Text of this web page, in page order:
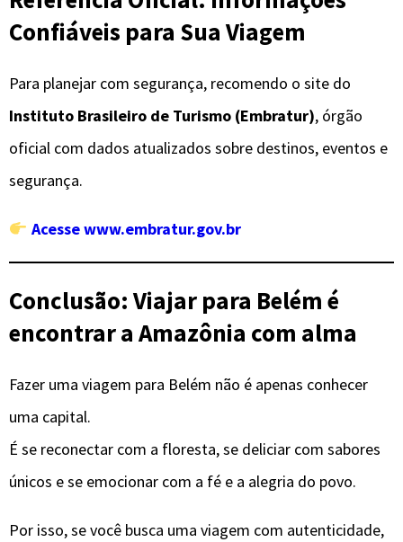
Confiáveis para Sua Viagem
Para planejar com segurança, recomendo o site do
Instituto Brasileiro de Turismo (Embratur), órgão
oficial com dados atualizados sobre destinos, eventos e
segurança.
Acesse www.embratur.gov.br
Conclusão: Viajar para Belém é
encontrar a Amazônia com alma
Fazer uma viagem para Belém não é apenas conhecer
uma capital.
É se reconectar com a floresta, se deliciar com sabores
únicos e se emocionar com a fé e a alegria do povo.
Por isso, se você busca uma viagem com autenticidade,